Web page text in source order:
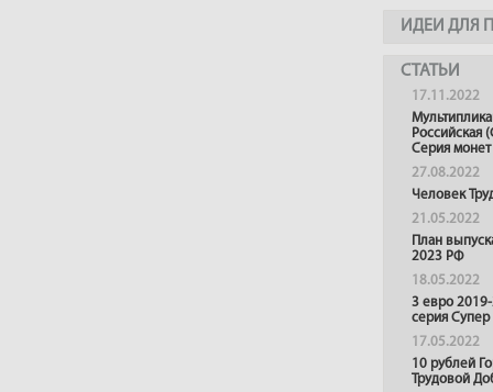
ИДЕИ ДЛЯ
СТАТЬИ
17.11.2022
Российская
Серия монет
27.08.2022
Человек
21.05.2022
План
2023 РФ
18.05.2022
3 евро
серия
17.05.2022
10 рублей
Трудовой